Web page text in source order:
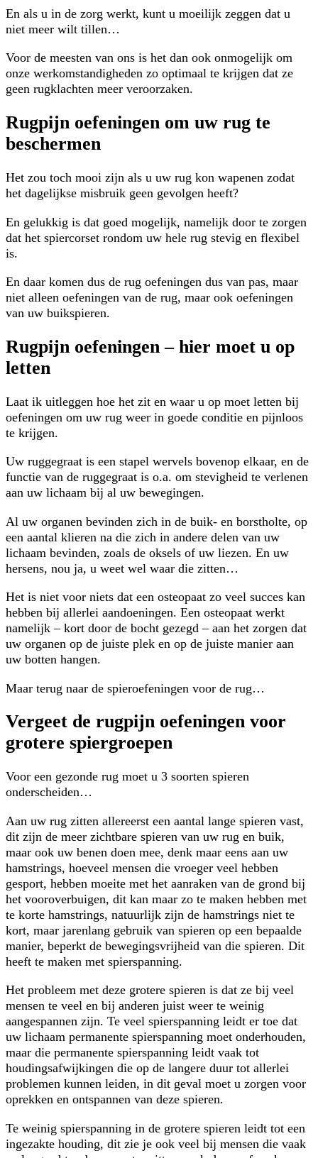
En als u in de zorg werkt, kunt u moeilijk zeggen dat u
niet meer wilt tillen…
Voor de meesten van ons is het dan ook onmogelijk om
onze werkomstandigheden zo optimaal te krijgen dat ze
geen rugklachten meer veroorzaken.
Rugpijn oefeningen om uw rug te
beschermen
Het zou toch mooi zijn als u uw rug kon wapenen zodat
het dagelijkse misbruik geen gevolgen heeft?
En gelukkig is dat goed mogelijk, namelijk door te zorgen
dat het spiercorset rondom uw hele rug stevig en flexibel
is.
En daar komen dus de rug oefeningen dus van pas, maar
niet alleen oefeningen van de rug, maar ook oefeningen
van uw buikspieren.
Rugpijn oefeningen – hier moet u op
letten
Laat ik uitleggen hoe het zit en waar u op moet letten bij
oefeningen om uw rug weer in goede conditie en pijnloos
te krijgen.
Uw ruggegraat is een stapel wervels bovenop elkaar, en de
functie van de ruggegraat is o.a. om stevigheid te verlenen
aan uw lichaam bij al uw bewegingen.
Al uw organen bevinden zich in de buik- en borstholte, op
een aantal klieren na die zich in andere delen van uw
lichaam bevinden, zoals de oksels of uw liezen. En uw
hersens, nou ja, u weet wel waar die zitten…
Het is niet voor niets dat een osteopaat zo veel succes kan
hebben bij allerlei aandoeningen. Een osteopaat werkt
namelijk – kort door de bocht gezegd – aan het zorgen dat
uw organen op de juiste plek en op de juiste manier aan
uw botten hangen.
Maar terug naar de spieroefeningen voor de rug…
Vergeet de rugpijn oefeningen voor
grotere spiergroepen
Voor een gezonde rug moet u 3 soorten spieren
onderscheiden…
Aan uw rug zitten allereerst een aantal lange spieren vast,
dit zijn de meer zichtbare spieren van uw rug en buik,
maar ook uw benen doen mee, denk maar eens aan uw
hamstrings, hoeveel mensen die vroeger veel hebben
gesport, hebben moeite met het aanraken van de grond bij
het vooroverbuigen, dit kan maar zo te maken hebben met
te korte hamstrings, natuurlijk zijn de hamstrings niet te
kort, maar jarenlang gebruik van spieren op een bepaalde
manier, beperkt de bewegingsvrijheid van die spieren. Dit
heeft te maken met spierspanning.
Het probleem met deze grotere spieren is dat ze bij veel
mensen te veel en bij anderen juist weer te weinig
aangespannen zijn. Te veel spierspanning leidt er toe dat
uw lichaam permanente spierspanning moet onderhouden,
maar die permanente spierspanning leidt vaak tot
houdingsafwijkingen die op de langere duur tot allerlei
problemen kunnen leiden, in dit geval moet u zorgen voor
oprekken en ontspannen van deze spieren.
Te weinig spierspanning in de grotere spieren leidt tot een
ingezakte houding, dit zie je ook veel bij mensen die vaak